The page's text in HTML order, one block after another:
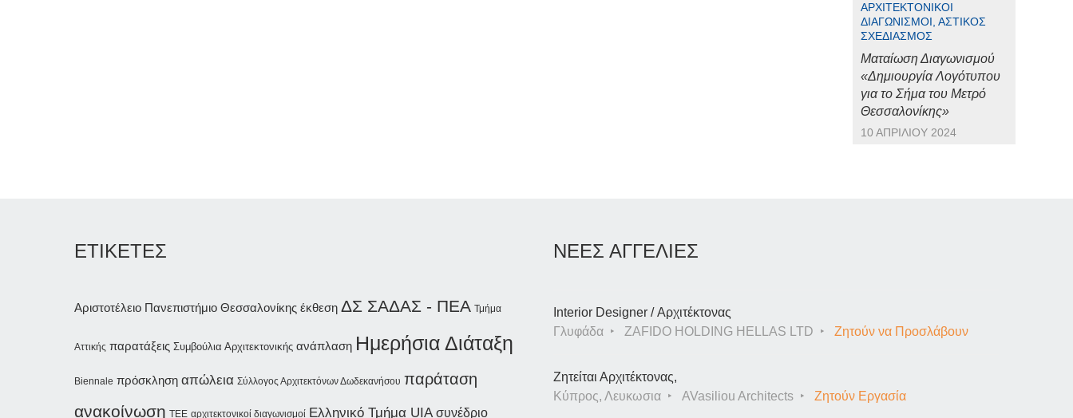
ΑΡΧΙΤΕΚΤΟΝΙΚΟΊ
ΔΙΑΓΩΝΙΣΜΟΊ, ΑΣΤΙΚΌΣ
ΣΧΕΔΙΑΣΜΌΣ
Ματαίωση Διαγωνισμού
«Δημιουργία Λογότυπου
για το Σήμα του Μετρό
Θεσσαλονίκης»
10 ΑΠΡΙΛΊΟΥ 2024
ΕΤΙΚΕΤΕΣ
Αριστοτέλειο Πανεπιστήμιο Θεσσαλονίκης έκθεση ΔΣ ΣΑΔΑΣ - ΠΕΑ Τμήμα
Αττικής παρατάξεις Συμβούλια Αρχιτεκτονικής ανάπλαση Ημερήσια Διάταξη
Biennale πρόσκληση απώλεια Σύλλογος Αρχιτεκτόνων Δωδεκανήσου παράταση
ανακοίνωση ΤΕΕ αρχιτεκτονικοί διαγωνισμοί Ελληνικό Τμήμα UIA συνέδριο
ΝΕΕΣ ΑΓΓΕΛΙΕΣ
Interior Designer / Αρχιτέκτονας
Γλυφάδα
ZAFIDO HOLDING HELLAS LTD Ζητούν να Προσλάβουν
Ζητείται Αρχιτέκτονας,
Κύπρος, Λευκωσια
AVasiliou Architects Ζητούν Εργασία